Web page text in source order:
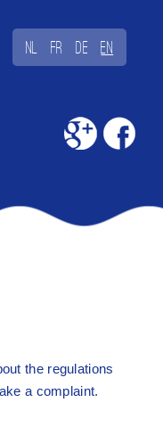
NL FR DE EN
the regulations
a complaint.